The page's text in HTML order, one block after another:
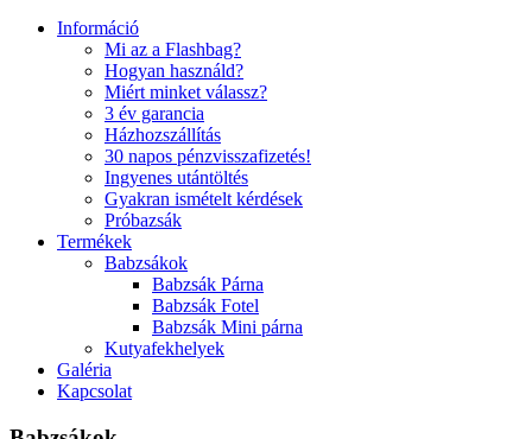
Információ
Mi az a Flashbag?
Hogyan használd?
Miért minket válassz?
3 év garancia
Házhozszállítás
30 napos pénzvisszafizetés!
Ingyenes utántöltés
Gyakran ismételt kérdések
Próbazsák
Termékek
Babzsákok
Babzsák Párna
Babzsák Fotel
Babzsák Mini párna
Kutyafekhelyek
Galéria
Kapcsolat